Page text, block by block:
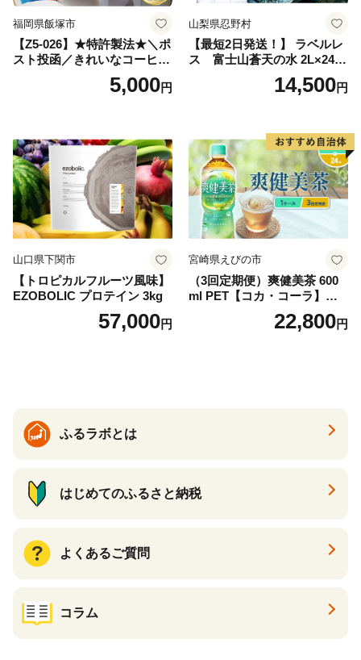
福岡県飯塚市
【Z5-026】★特許製法★＼ポ
スト投函／きれいなコーヒー
ドリップバッグ9種セット(18
袋)ゆうパケットでお届け！
5,000円
山梨県忍野村
【最短2日発送！】 ラベルレ
ス 富士山蒼天の水 2L×24本
（4ケース）※離島不可 天然
水 ミネラルウォーター 水 ペ
産 シリカ ミネラル 美容 備蓄
防災 長期保存 富士山 山梨県
忍野村
14,500円
山口県下関市
【トロピカルフルーツ風味】
EZOBOLIC プロテイン 3kg
57,000円
宮崎県えびの市
（3回定期便）爽健美茶 600
ml PET【コカ・コーラ】ペ
ットボトル 1ケース(24本) 定
期便 3回(72本) セット お茶
22,800円
ふるラボとは
はじめてのふるさと納税
よくあるご質問
コラム